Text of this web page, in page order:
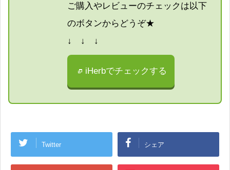
ご購入やレビューのチェックは以下
のボタンからどうぞ★
↓ ↓ ↓
iHerbでチェックする
Twitter シェア